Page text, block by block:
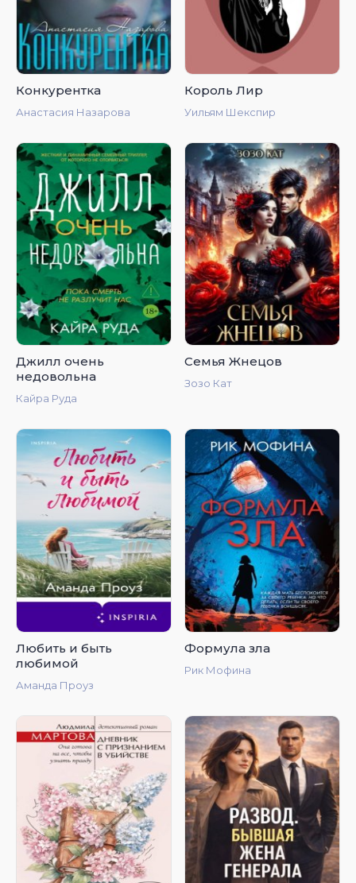
Конкурентка
Анастасия Назарова
Король Лир
Уильям Шекспир
Джилл очень
недовольна
Кайра Руда
Семья Жнецов
Зозо Кат
Любить и быть
любимой
Аманда Проуз
Формула зла
Рик Мофина